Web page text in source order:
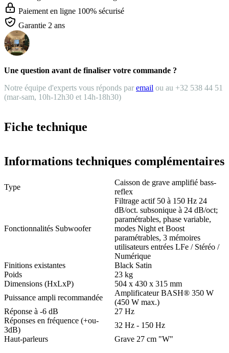
Paiement en ligne 100% sécurisé
Garantie 2 ans
Une question avant de finaliser votre commande ?
Notre équipe d'experts vous réponds par email ou au +32 538 44 51
(mar-sam, 10h-12h30 et 14h-18h30)
Fiche technique
Informations techniques complémentaires
Type
Caisson de grave amplifié bass-
reflex
Fonctionnalités Subwoofer
Filtrage actif 50 à 150 Hz 24
dB/oct. subsonique à 24 dB/oct;
paramétrables, phase variable,
modes Night et Boost
paramétrables, 3 mémoires
utilisateurs entrées LFe / Stéréo /
Numérique
Finitions existantes
Black Satin
Poids
23 kg
Dimensions (HxLxP)
504 x 430 x 315 mm
Puissance ampli recommandée
Amplificateur BASH® 350 W
(450 W max.)
Réponse à -6 dB
27 Hz
Réponses en fréquence (+ou-
3dB)
32 Hz - 150 Hz
Haut-parleurs
Grave 27 cm "W"